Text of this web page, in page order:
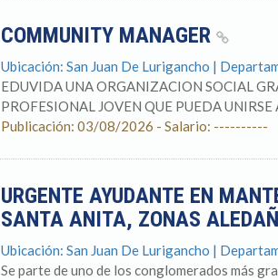
COMMUNITY MANAGER
Ubicación: San Juan De Lurigancho |
EDUVIDA UNA ORGANIZACION SOCIAL
PROFESIONAL JOVEN QUE PUEDA
Publicación: 03/08/2026 - Salario: ----------
URGENTE AYUDANTE EN
SANTA ANITA, ZONAS
Ubicación: San Juan De Lurigancho |
Se parte de uno de los conglomerados más